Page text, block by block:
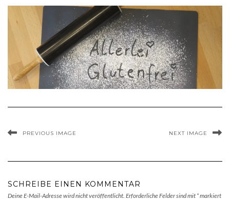
PREVIOUS IMAGE NEXT IMAGE
SCHREIBE EINEN KOMMENTAR
Deine E-Mail-Adresse wird nicht veröffentlicht. Erforderliche Felder sind mit *markiert